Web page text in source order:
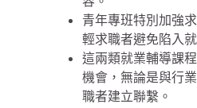
青年專班特別加強
輕求職者避免陷入
這兩類就業輔導課
機會，無論是與行
職者建立聯繫。